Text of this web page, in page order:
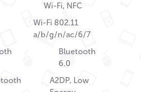
Wi-Fi, NFC
Wi-Fi 802.11
a/b/g/n/ac/6/7
Bluetooth
6.0
A2DP, Low